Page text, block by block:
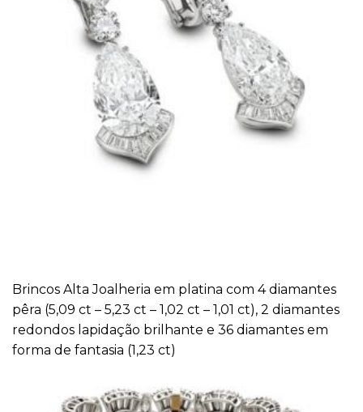
Brincos Alta Joalheria em platina com 4 diamantes
pêra (5,09 ct – 5,23 ct – 1,02 ct – 1,01 ct), 2 diamantes
redondos lapidação brilhante e 36 diamantes em
forma de fantasia (1,23 ct)